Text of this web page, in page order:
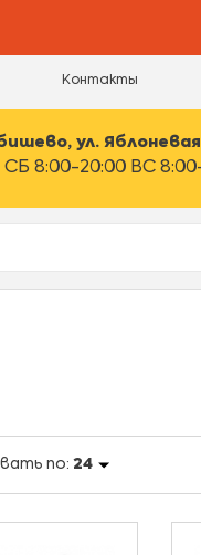
Контакты
ул.
8:00-20:00 ВС
по: 24